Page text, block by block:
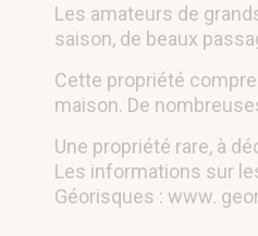
Les amateurs de
saison, de beaux
Cette propriété
maison. De
Une propriété rare, à
Les informations sur
Géorisques : www.